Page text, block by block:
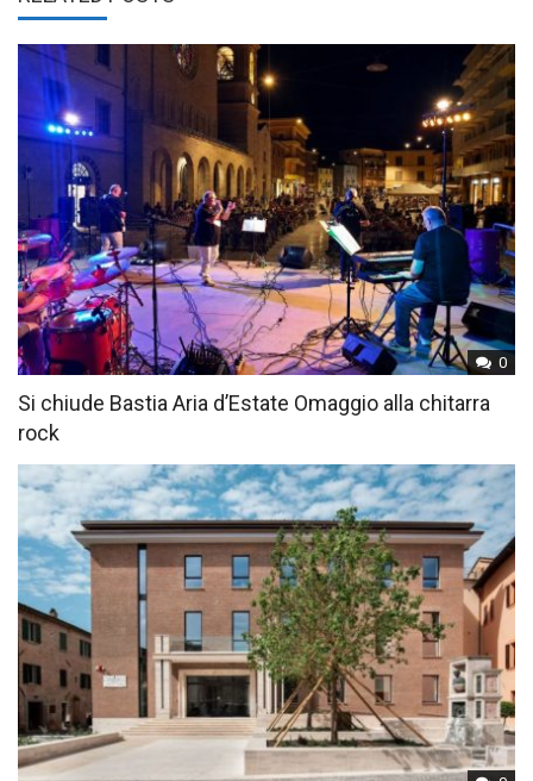
0
Si chiude Bastia Aria d’Estate Omaggio alla chitarra
rock